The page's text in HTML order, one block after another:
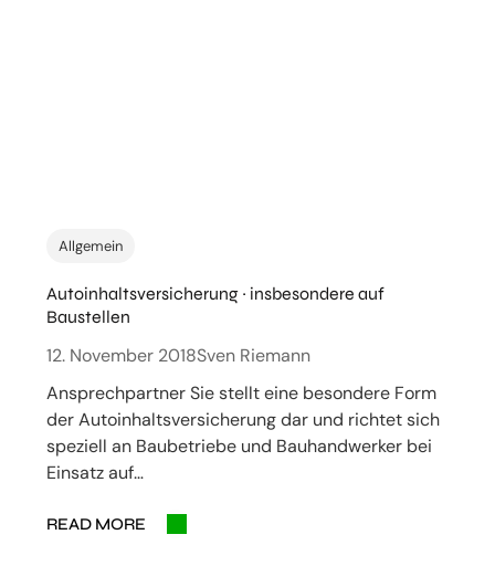
Allgemein
Autoinhaltsversicherung ~ insbesondere auf
Baustellen
12. November 2018Sven Riemann
Ansprechpartner Sie stellt eine besondere Form
der Autoinhaltsversicherung dar und richtet sich
speziell an Baubetriebe und Bauhandwerker bei
Einsatz auf…
READ MORE